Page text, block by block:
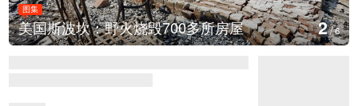
图集
美国斯波坎：野火烧毁700多所房屋 2/6